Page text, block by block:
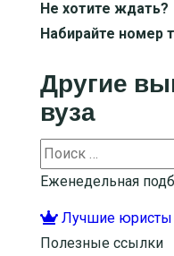
Не хотите ждать?
Набирайте номер
Другие
вуза
Search
for:
Еженедельная
Лучшие юристы
Полезные ссылки